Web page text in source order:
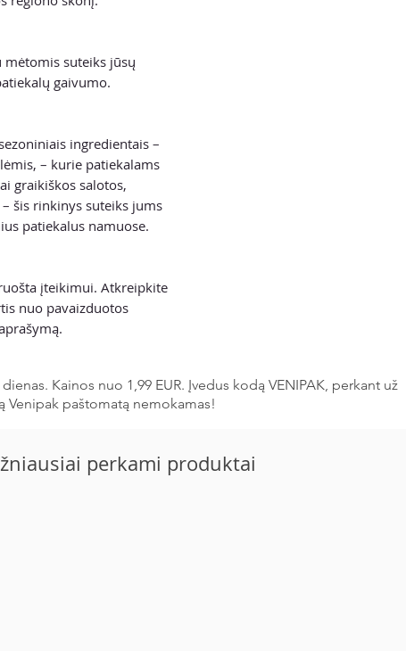
mėtomis suteiks jūsų
gaivumo.
ingredientais –
– kurie patiekalams
graikiškos salotos,
šis rinkinys suteiks jums
patiekalus namuose.
įteikimui. Atkreipkite
nuo pavaizduotos
Kainos nuo 1,99 EUR. Įvedus kodą VENIPAK, perkant už
Venipak paštomatą nemokamas!
perkami produktai